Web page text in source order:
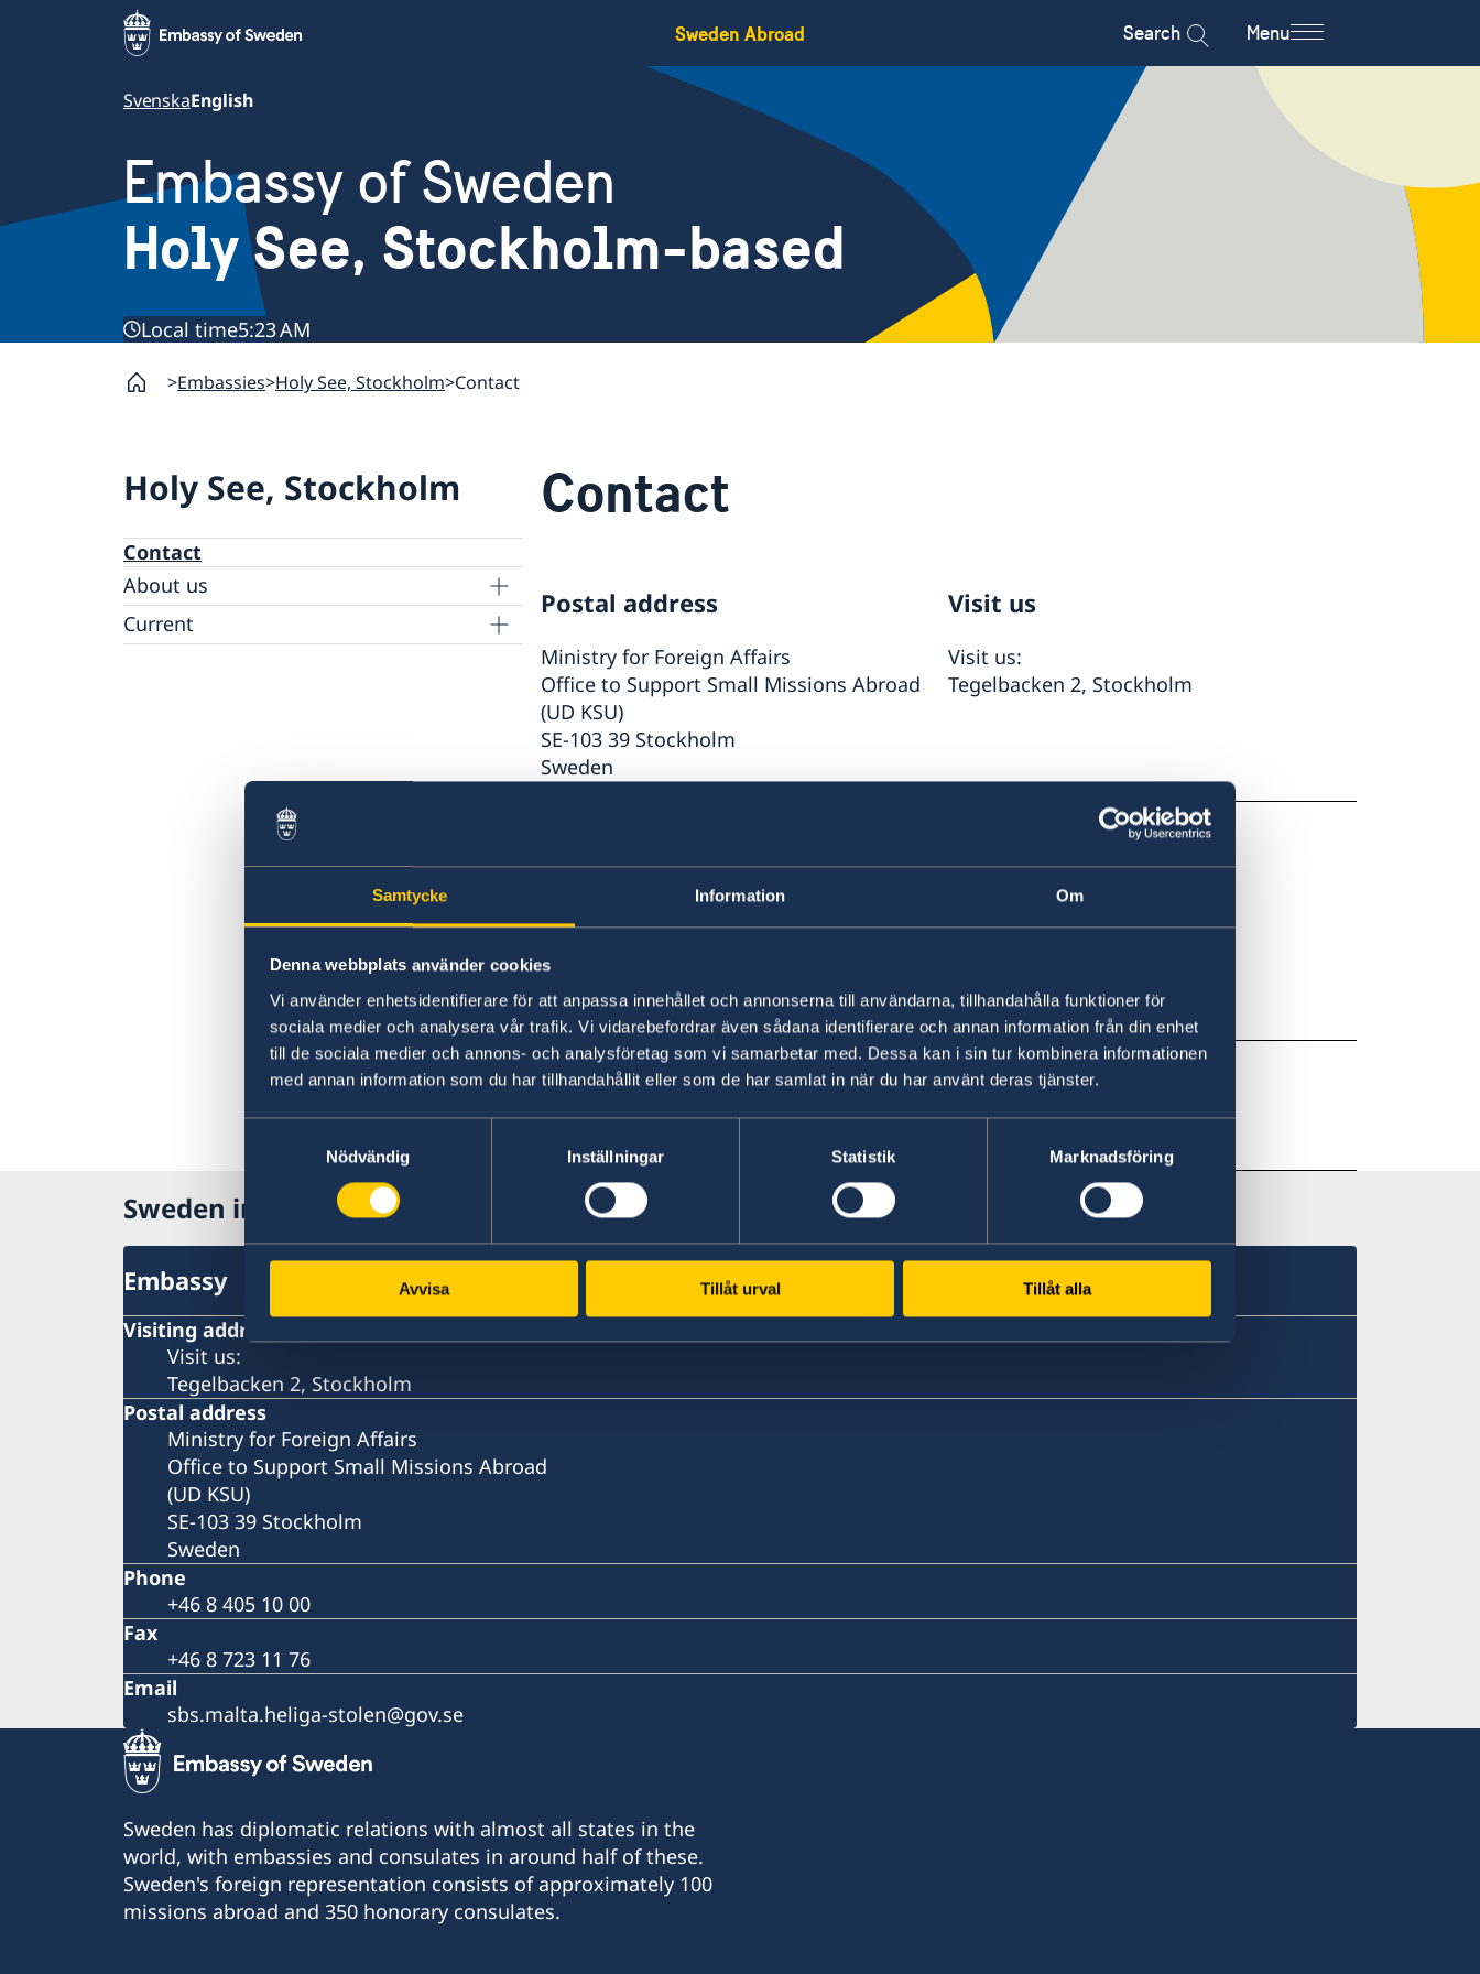
Samtycke Information Om
Denna webbplats använder cookies
Vi använder enhetsidentifierare för att anpassa innehållet och annonserna till användarna, tillhandahålla funktioner för
sociala medier och analysera vår trafik. Vi vidarebefordrar även sådana identifierare och annan information från din enhet
till de sociala medier och annons- och analysföretag som vi samarbetar med. Dessa kan i sin tur kombinera informationen
med annan information som du har tillhandahållit eller som de har samlat in när du har använt deras tjänster.
Nödvändig
Inställningar Statistik Marknadsföring
Avvisa Tillåt urval Tillåt alla
Sweden Abroad Search Menu
SvenskaEnglish
Embassy of Sweden
Holy See, Stockholm-based
Local time5:23 AM
Embassies Holy See, Stockholm Contact
Holy See, Stockholm
Contact
About us
Data Protection Policy
Current
Contact
Postal address
Ministry for Foreign Affairs
Office to Support Small Missions Abroad
(UD KSU)
SE-103 39 Stockholm
Sweden
Visit us
Visit us:
Tegelbacken 2, Stockholm
+46 8 723 11 76
E-mail
Sweden in Holy See
Embassy
Visiting address
Visit us:
Tegelbacken 2, Stockholm
Postal address
Ministry for Foreign Affairs
Office to Support Small Missions Abroad
(UD KSU)
SE-103 39 Stockholm
Sweden
Phone
+46 8 405 10 00
Fax
+46 8 723 11 76
Email
sbs.malta.heliga-stolen@gov.se
Sweden has diplomatic relations with almost all states in the
world, with embassies and consulates in around half of these.
Sweden's foreign representation consists of approximately 100
missions abroad and 350 honorary consulates.